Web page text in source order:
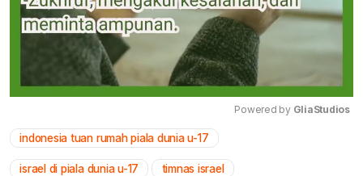
Powered by GliaStudios
indonesia tuan rumah piala dunia u-17
israel di piala dunia u-17 timnas israel